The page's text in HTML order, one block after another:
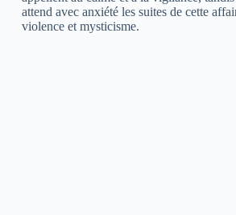
attend avec anxiété les suites de cette
violence et mysticisme.